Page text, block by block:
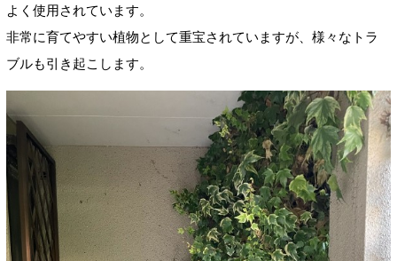
よく使用されています。
非常に育てやすい植物として重宝されていますが、様々なトラ
ブルも引き起こします。